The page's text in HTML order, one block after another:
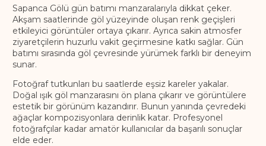
Sapanca Gölü gün batımı manzaralarıyla dikkat çeker.
Akşam saatlerinde göl yüzeyinde oluşan renk geçişleri
etkileyici görüntüler ortaya çıkarır. Ayrıca sakin atmosfer
ziyaretçilerin huzurlu vakit geçirmesine katkı sağlar. Gün
batımı sırasında göl çevresinde yürümek farklı bir deneyim
sunar.
Fotoğraf tutkunları bu saatlerde eşsiz kareler yakalar.
Doğal ışık göl manzarasını ön plana çıkarır ve görüntülere
estetik bir görünüm kazandırır. Bunun yanında çevredeki
ağaçlar kompozisyonlara derinlik katar. Profesyonel
fotoğrafçılar kadar amatör kullanıcılar da başarılı sonuçlar
elde eder.